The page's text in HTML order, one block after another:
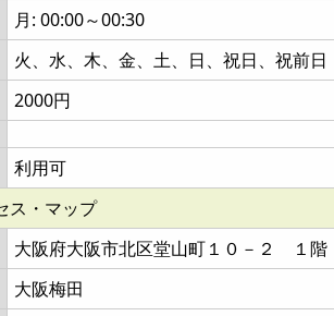
月: 00:00～00:30
火、水、木、金、土、日、祝日、祝前日
2000円
利用可
ス・マップ
大阪府大阪市北区堂山町１０－２ １
大阪梅田